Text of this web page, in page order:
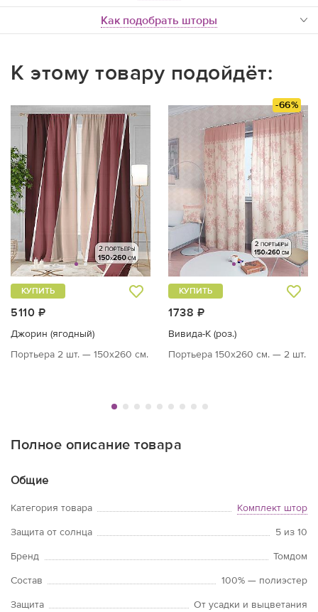
Как подобрать шторы
К этому товару подойдёт:
5110 ₽
КУПИТЬ
Джорин (ягодный)
Портьера 2 шт. — 150х260 см.
-66%
1738 ₽
КУПИТЬ
Вивида-К (роз.)
Портьера 150х260 см. — 2 шт.
Полное описание товара
Общие
Категория товара
Комплект штор
Защита от солнца
5 из 10
Бренд
Томдом
Состав
100% — полиэстер
Защита
От усадки и выцветания